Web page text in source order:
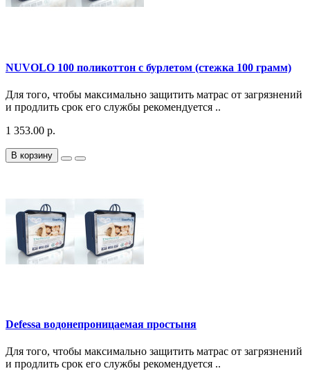
NUVOLO 100 поликоттон с бурлетом (стежка 100 грамм)
Для того, чтобы максимально защитить матрас от загрязнений
и продлить срок его службы рекомендуется ..
1 353.00 р.
В корзину
Defessa водонепроницаемая простыня
Для того, чтобы максимально защитить матрас от загрязнений
и продлить срок его службы рекомендуется ..